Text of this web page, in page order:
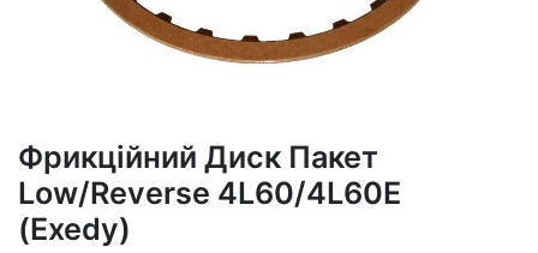
Фрикційний Диск Пакет
Low/Reverse 4L60/4L60E
(Exedy)